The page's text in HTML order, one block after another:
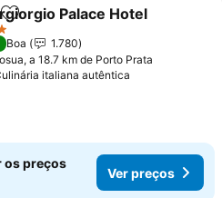
Adicionar aos favoritos
Palace Hotel
Boa
1.780
a 18.7 km de Porto Prata
italiana autêntica
os preços
Ver preços